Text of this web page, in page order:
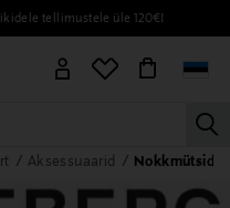
tellimustele üle 120€!
LAPSED KODU
Aksessuaarid Nokkmütsid